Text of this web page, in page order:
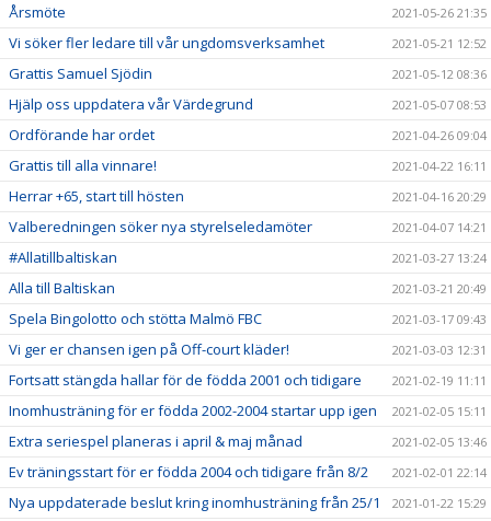
Årsmöte 2021-05-26 21:35
Vi söker fler ledare till vår ungdomsverksamhet 2021-05-21 12:52
Grattis Samuel Sjödin 2021-05-12 08:36
Hjälp oss uppdatera vår Värdegrund 2021-05-07 08:53
Ordförande har ordet 2021-04-26 09:04
Grattis till alla vinnare! 2021-04-22 16:11
Herrar +65, start till hösten 2021-04-16 20:29
Valberedningen söker nya styrelseledamöter 2021-04-07 14:21
#Allatillbaltiskan 2021-03-27 13:24
Alla till Baltiskan 2021-03-21 20:49
Spela Bingolotto och stötta Malmö FBC 2021-03-17 09:43
Vi ger er chansen igen på Off-court kläder! 2021-03-03 12:31
Fortsatt stängda hallar för de födda 2001 och tidigare 2021-02-19 11:11
Inomhusträning för er födda 2002-2004 startar upp igen 2021-02-05 15:11
Extra seriespel planeras i april & maj månad 2021-02-05 13:46
Ev träningsstart för er födda 2004 och tidigare från 8/2 2021-02-01 22:14
Nya uppdaterade beslut kring inomhusträning från 25/1 2021-01-22 15:29